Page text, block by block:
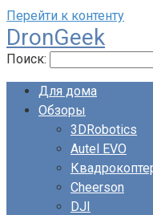
Перейти к контенту
DronGeek
Поиск:
Для дома
Обзоры
3DRobotics
Autel EVO
Cheerson
DJI